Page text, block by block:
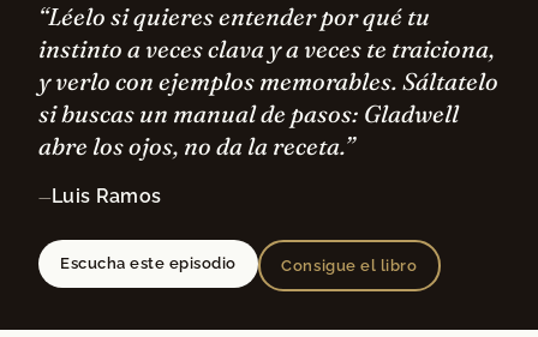
“Léelo si quieres entender por qué tu
instinto a veces clava y a veces te traiciona,
y verlo con ejemplos memorables. Sáltatelo
si buscas un manual de pasos: Gladwell
abre los ojos, no da la receta.”
— Luis Ramos
Escucha este episodio Consigue el libro